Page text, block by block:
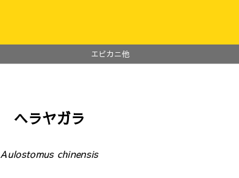
エビカニ他
ヘラヤガラ
Aulostomus chinensis